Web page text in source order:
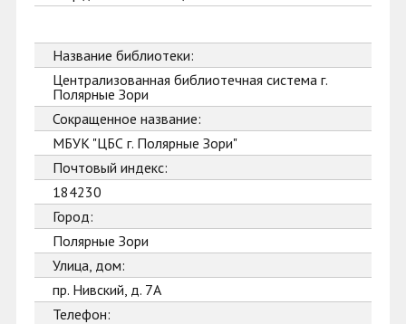
Название библиотеки:
Централизованная библиотечная система г.
Полярные Зори
Сокращенное название:
МБУК "ЦБС г. Полярные Зори"
Почтовый индекс:
184230
Город:
Полярные Зори
Улица, дом:
пр. Нивский, д. 7А
Телефон: